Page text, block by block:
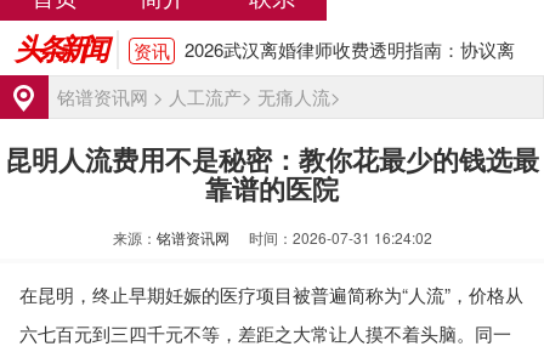
头条新闻
资讯 苏州输卵管堵塞治疗费用大概多少钱
资讯
2026武汉离婚律师收费透明指南：协议离
婚流程、财产分割与抚养权争取全解析
资讯
武汉输卵管堵塞治疗费用大概多少
资讯 输卵管堵塞是什么原因引起的有哪些表现
法
资讯
苏州输卵管堵塞治疗费用大概多少钱
资讯 2026武汉离婚律师收费透明指南：协议离
婚流程、财产分割与抚养权争取全解析
资讯 武汉输卵管堵塞治疗费用大概多少
铭谱资讯网 > 人工流产> 无痛人流>
昆明人流费用不是秘密：教你花最少的钱选最
靠谱的医院
来源： 铭谱资讯网 时间：2026-07-31 16:24:02
在昆明，终止早期妊娠的医疗项目被普遍简称为“人流”，价格从
六七百元到三四千元不等，差距之大常让人摸不着头脑。同一